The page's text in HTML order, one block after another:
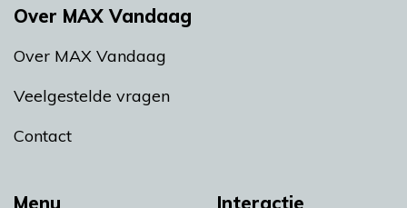
Menu Interactie
Over MAX Vandaag
Over MAX Vandaag
Veelgestelde vragen
Contact